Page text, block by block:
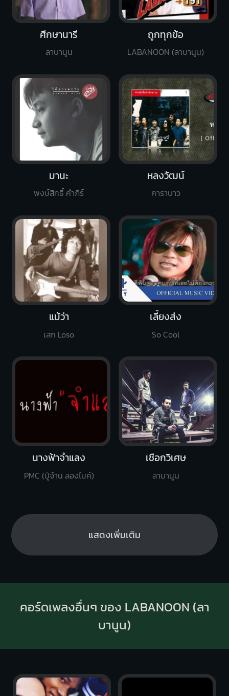
ศึกษานารี
ลาบานูน
ถูกทุกข้อ
LABANOON (ลาบานูน)
มานะ
พงษ์สิทธิ์ คำภีร์
หลงวัฒน์
คาราบาว
แม้ว่า
เสก Loso
เลี้ยงส่ง
So Cool
นางฟ้าจำแลง
PMC (ปู่จ๋าน ลองไมค์)
เชือกวิเศษ
ลาบานูน
แสดงเพิ่มเติม
คอร์ดเพลงอื่นๆ ของ LABANOON (ลา
บานูน)